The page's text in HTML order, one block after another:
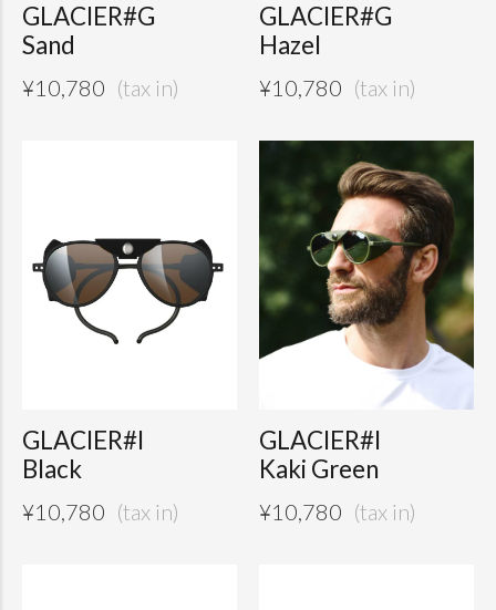
GLACIER#G
Sand
¥10,780
GLACIER#G
Hazel
¥10,780
GLACIER#I
Black
¥10,780
GLACIER#I
Kaki Green
¥10,780